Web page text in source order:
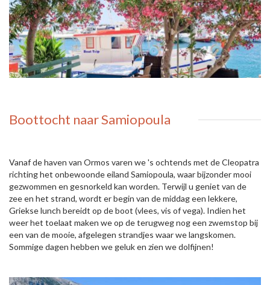
Boottocht naar Samiopoula
Vanaf de haven van Ormos varen we 's ochtends met de Cleopatra
richting het onbewoonde eiland Samiopoula, waar bijzonder mooi
gezwommen en gesnorkeld kan worden. Terwijl u geniet van de
zee en het strand, wordt er begin van de middag een lekkere,
Griekse lunch bereidt op de boot (vlees, vis of vega). Indien het
weer het toelaat maken we op de terugweg nog een zwemstop bij
een van de mooie, afgelegen strandjes waar we langskomen.
Sommige dagen hebben we geluk en zien we dolfijnen!